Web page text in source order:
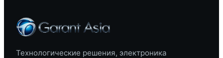
Технологические решения, электроника